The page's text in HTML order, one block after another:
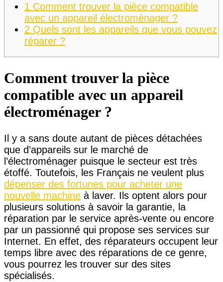
1 Comment trouver la pièce compatible
avec un appareil électroménager ?
2 Quels sont les appareils que vous pouvez
réparer ?
Comment trouver la pièce
compatible avec un appareil
électroménager ?
Il y a sans doute autant de pièces détachées
que d’appareils sur le marché de
l’électroménager puisque le secteur est très
étoffé. Toutefois, les Français ne veulent plus
dépenser des fortunes pour acheter une
nouvelle machine à laver. Ils optent alors pour
plusieurs solutions à savoir la garantie, la
réparation par le service après-vente ou encore
par un passionné qui propose ses services sur
Internet. En effet, des réparateurs occupent leur
temps libre avec des réparations de ce genre,
vous pourrez les trouver sur des sites
spécialisés.